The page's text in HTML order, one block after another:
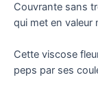
Couvrante sans
qui met en valeur
Cette viscose
peps par ses